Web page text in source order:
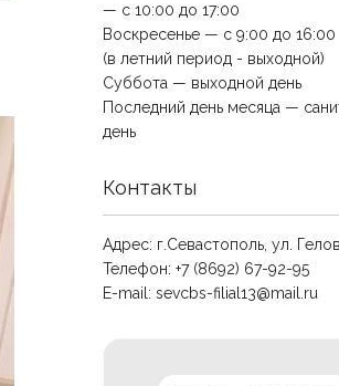
— с 10:00 до 17:00
Воскресенье — с 9:00 до 16:00
(в летний период - выходной)
Суббота — выходной день
Последний день месяца —
день
Контакты
Адрес: г.Севастополь, ул.
Телефон: +7 (8692) 67-92-95
E-mail: sevcbs-filial13@mail.ru